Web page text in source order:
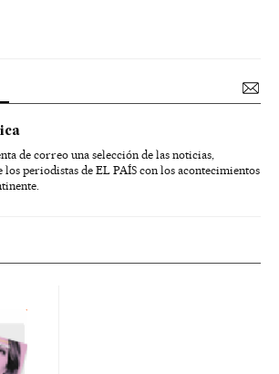
de correo una selección de las noticias,
los periodistas de EL PAÍS con los acontecimientos